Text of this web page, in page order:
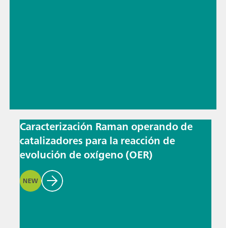
Caracterización Raman operando de
catalizadores para la reacción de
evolución de oxígeno (OER)
NEW